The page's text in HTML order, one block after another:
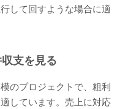
して回すような場合に適
支を見る
のプロジェクトで、粗利
しています。売上に対応